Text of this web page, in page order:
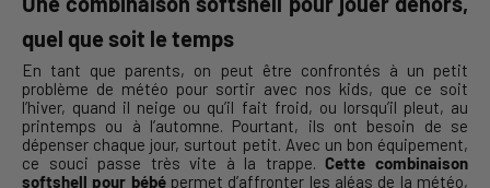
quel que soit le temps
En tant que parents, on peut être confrontés à un petit
problème de météo pour sortir avec nos kids, que ce soit
l’hiver, quand il neige ou qu’il fait froid, ou lorsqu’il pleut, au
printemps ou à l’automne. Pourtant, ils ont besoin de se
dépenser chaque jour, surtout petit. Avec un bon équipement,
ce souci passe très vite à la trappe.Cette combinaison
softshell pour bébépermet d’affronter les aléas de la météo,